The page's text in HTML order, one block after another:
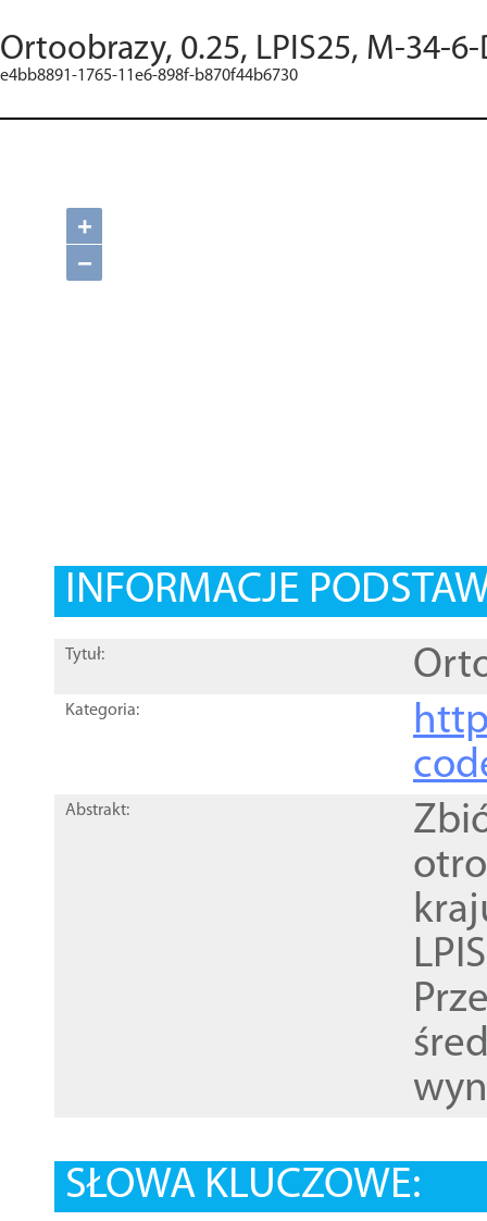
Ortoobrazy, 0.25, LPIS25, M-34-
e4bb8891-1765-11e6-898f-b870f44b6730
+
−
INFORMACJE
Tytuł:
Kategoria:
Abstrakt:
SŁOWA KLUCZOWE: